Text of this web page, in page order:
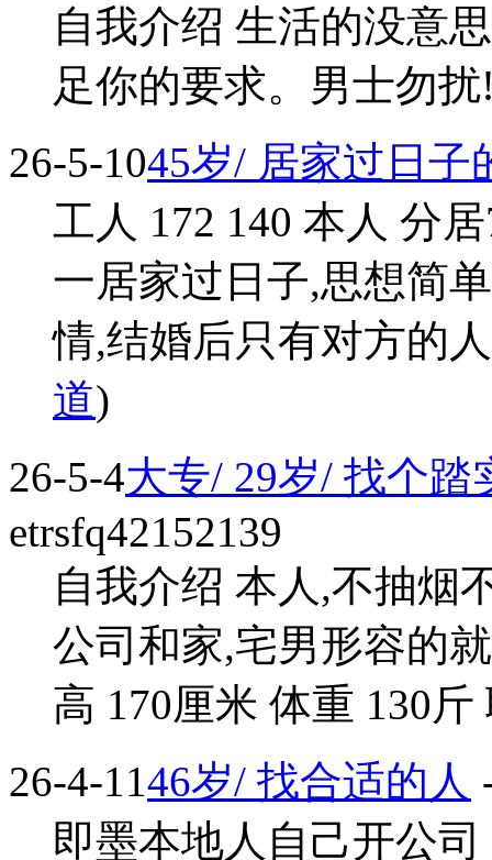
自我介绍 生活的没意
足你的要求。男士勿扰
26-5-1045岁/ 居家过日子
工人 172 140 本人 分
一居家过日子,思想简
情,结婚后只有对方的
道)
26-5-4大专/ 29岁/ 找个踏
etrsfq42152139
自我介绍 本人,不抽烟
公司和家,宅男形容的
高 170厘米 体重 130斤
26-4-1146岁/ 找合适的人
即墨本地人自己开公